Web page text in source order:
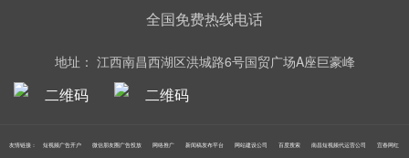
全国免费热线电话
地址： 江西南昌西湖区洪城路6号国贸广场A座巨豪峰
友情链接： 短视频广告开户 微信朋友圈广告投放 网络推广 新闻稿发布平台 网站建设公司 百度搜索 南昌短视频代运营公司 宜春网红